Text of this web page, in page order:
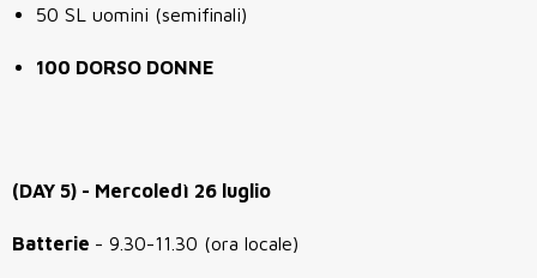
50 SL uomini (semifinali)
100 DORSO DONNE
(DAY 5) - Mercoledì 26 luglio
Batterie - 9.30-11.30 (ora locale)